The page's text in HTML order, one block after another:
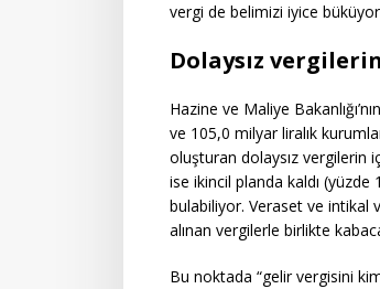
vergi de belimizi iyice
Dolaysız
Hazine ve Maliye
ve 105,0 milyar liralık
oluşturan dolaysız vergilerin
ise ikincil planda kaldı (yüzde
bulabiliyor. Veraset ve intikal
alınan vergilerle birlikte
Bu noktada “gelir vergisini